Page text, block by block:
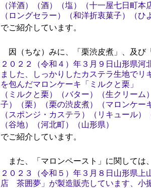
（洋酒）（酒）（塩）（十一屋七日町本
（ロングセラー）（和洋折衷菓子）（ひ
でご紹介しています。
因（ちな）みに、「栗渋皮煮」、及び
２０２２（令和４）年３月９日山形県
ました、しっかりしたカステラ生地で
を包んだマロンケーキ「ミルクと栗」
（ミルクと栗）（バター）（生クリー
子）（栗）（栗の渋皮煮）（マロンケー
（スポンジ・カステラ）（リキュール）
（谷地）（河北町）（山形県）
でご紹介しています。
また、「マロンペースト」に関しては、
２０２３（令和５）年３月８日山形県
店 茶囲夢」が製造販売しています、小